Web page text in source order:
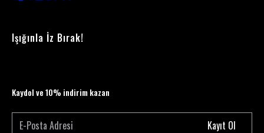
Işığınla İz Bırak!
Kaydol ve 10% indirim kazan
Kayıt Ol